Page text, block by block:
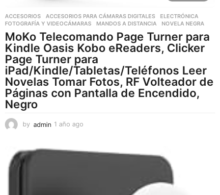
ACCESORIOS ,ACCESORIOS PARA CÁMARAS DIGITALES ,ELECTRÓNICA
FOTOGRAFÍA Y VIDEOCÁMARAS
,MANDOS A DISTANCIA NOVELA NEGRA
MoKo Telecomando Page Turner para
Kindle Oasis Kobo eReaders, Clicker
Page Turner para
iPad/Kindle/Tabletas/Teléfonos Leer
Novelas Tomar Fotos, RF Volteador de
Páginas con Pantalla de Encendido,
Negro
by admin 1 año ago
o